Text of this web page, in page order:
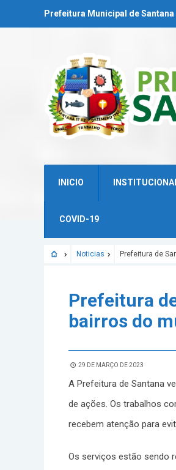
Prefeitura Municipal de Santana
INICIO
COVID-19
Noticias Prefeitura de
Prefeitura
bairros do
29 DE MARÇO DE 2023
A Prefeitura de Santana
de ações. Os trabalhos
recebem atenção para
Os serviços estão sendo